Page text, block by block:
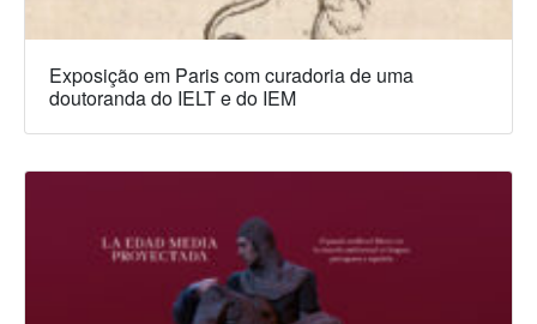
Exposição em Paris com curadoria de uma
doutoranda do IELT e do IEM